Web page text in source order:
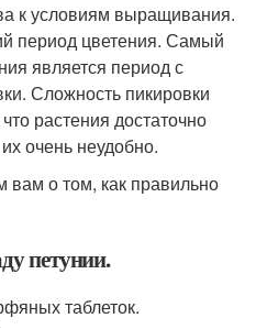
к условиям выращивания.
период цветения. Самый
является период с
Сложность пикировки
растения достаточно
очень неудобно.
вам о том, как правильно
петунии.